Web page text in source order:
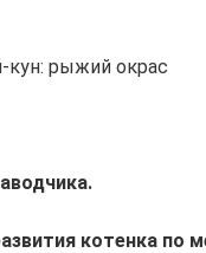
рыжий окрас
котенка по